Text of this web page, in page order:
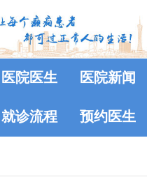
医院医生 医院新闻
就诊流程 预约医生